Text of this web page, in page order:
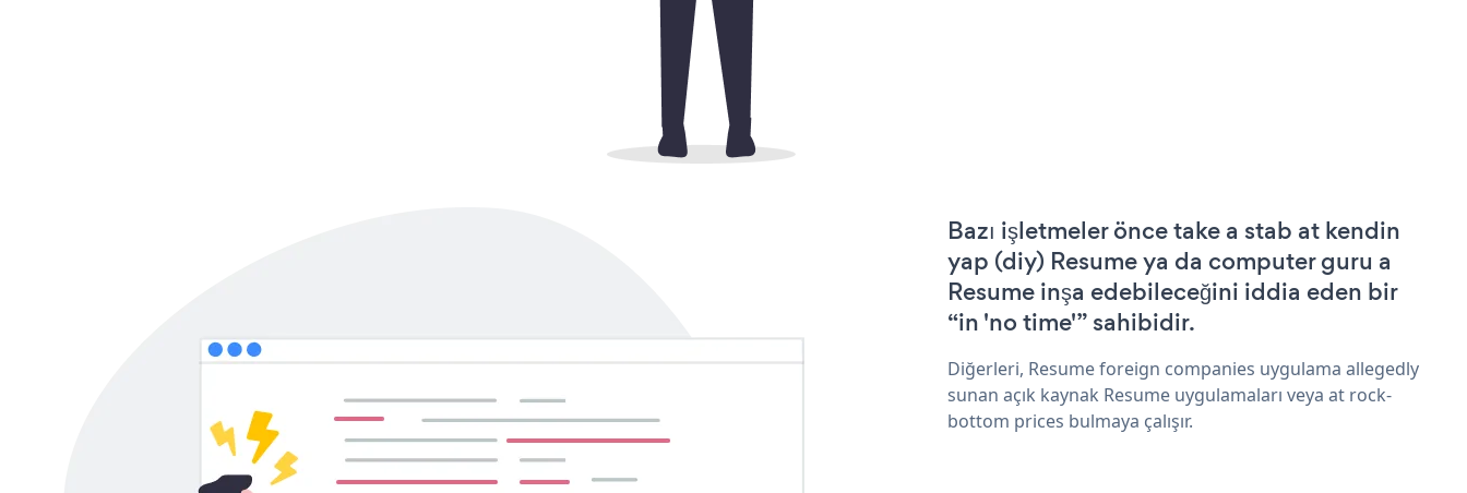
Bazı işletmeler önce take a stab at kendin
yap (diy) Resume ya da computer guru a
Resume inşa edebileceğini iddia eden bir
“in 'no time'” sahibidir.
Diğerleri, Resume foreign companies uygulama allegedly
sunan açık kaynak Resume uygulamaları veya at rock-
bottom prices bulmaya çalışır.